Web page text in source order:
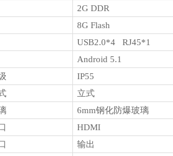
2G DDR
8G Flash
USB2.0*4
RJ45*1
Android 5.1
IP55
立式
6mm钢化防爆玻璃
HDMI
输出